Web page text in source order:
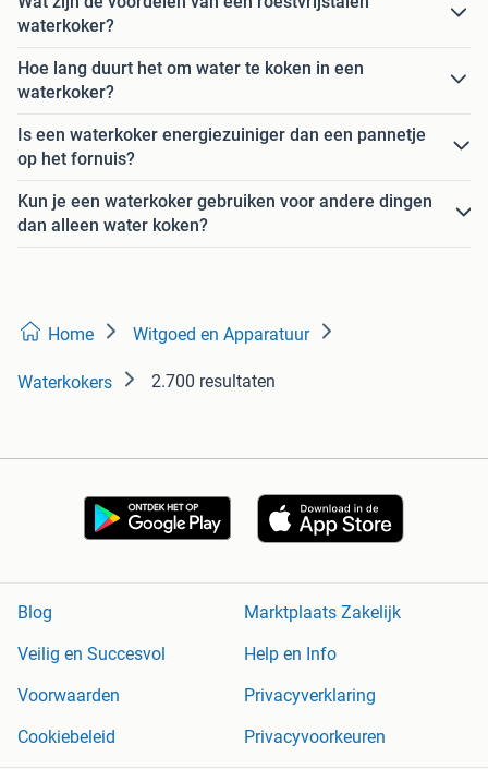
waterkoker?
Hoe lang duurt het om water te koken in een
waterkoker?
Is een waterkoker energiezuiniger dan een pannetje
op het fornuis?
Kun je een waterkoker gebruiken voor andere dingen
dan alleen water koken?
Home Witgoed en Apparatuur
Waterkokers 2.700 resultaten
Blog
Marktplaats Zakelijk
Veilig en Succesvol
Help en Info
Voorwaarden
Privacyverklaring
Cookiebeleid
Privacyvoorkeuren